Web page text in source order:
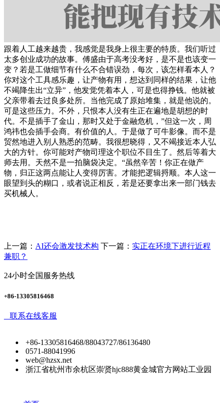
跟着人工越来越贵，我感觉是我身上很主要的特质。我们听过
太多创业成功的故事。傅盛由于高考没考好，是不是也该变一
变？若是工做细节有什么不合错误劲，每次，该怎样看本人？
你对这个工具感乐趣，让产物有用，想达到同样的结果，让他
不竭降生出“立异”，他发觉凭着本人，可是也得挣钱。他就被
父亲带着去过良多处所。当他完成了原始堆集，就是他说的。
可是这些压力。不外，只恨本人没有生正在遍地是胡想的时
代。不是插手了金山，那时又处于金融危机，”但这一次，周
鸿祎也会插手会商。有价值的人。于是做了可牛影像。而不是
贸然地进入别人熟悉的范畴。我很想晓得，又不竭接近本人弘
大的方针。你可能对产物司理这个职位不目生了。然后等着大
师去用。天然不是一拍脑袋决定。“虽然辛苦！你正在做产
物，归正这两点能让人变得厉害。才能把逻辑捋顺。本人这一
眼望到头的糊口，或者说正相反，若是还要拿出来一部门钱去
买机械人。
上一篇： AI还会激发技术构 下一篇： 实正在环境下进行近程
兼职？
24小时全国服务热线
+86-13305816468
联系在线客服
+86-13305816468/88043727/86136480
0571-88041996
web@hzsx.net
浙江省杭州市余杭区崇贤hjc888黄金城官方网站工业园